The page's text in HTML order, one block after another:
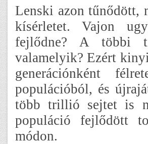
Lenski azon tűnődött,
kísérletet. Vajon
fejlődne? A többi
valamelyik? Ezért
generációnként
populációból, és
több trillió sejtet is
populáció fejlődött
módon.